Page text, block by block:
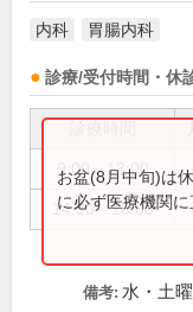
内科 胃腸内科
診療/受付時間・休
9:00～13:00
14:30～18:00
お盆(8月中旬)は
に必ず医療機関に
備考: 水・土